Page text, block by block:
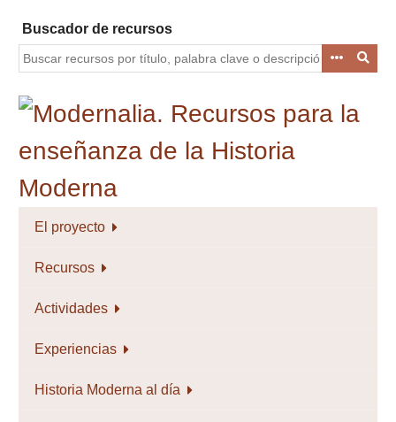
contenido
principal
Buscador de recursos
El proyecto
Recursos
Actividades
Experiencias
Historia Moderna al día